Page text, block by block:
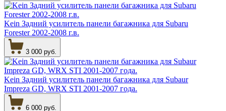
Kein Задний усилитель панели багажника для Subaru
Forester 2002-2008 г.в.
3 000 руб.
Kein Задний усилитель панели багажника для Subaur
Impreza GD, WRX STI 2001-2007 года.
6 000 руб.